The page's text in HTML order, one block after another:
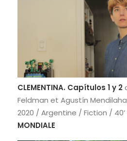
CLEMENTINA. Capítulos 1 y 2
Feldman et Agustín
2020 / Argentine / Fiction / 40’
MONDIALE